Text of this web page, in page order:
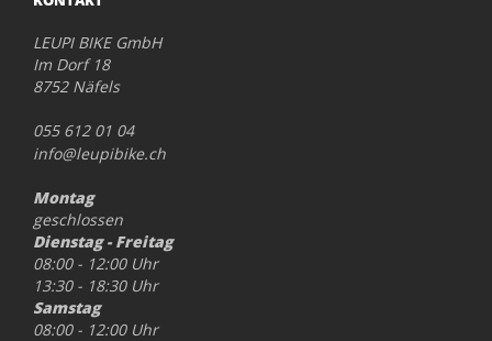
LEUPI BIKE GmbH
Im Dorf 18
8752 Näfels
055 612 01 04
info@leupibike.ch
Montag
geschlossen
Dienstag - Freitag
08:00 - 12:00 Uhr
13:30 - 18:30 Uhr
Samstag
08:00 - 12:00 Uhr